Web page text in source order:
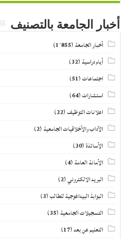
أخبار الجامعة بالتصنيف
أخبار الجامعة (1٬855)
أيام دراسية (32)
اجتماعات(51)
استشارات(64)
اعلانات التوظيف (22)
الآداب والأخلاقيات الجامعية (2)
الأساتذة(30)
الأمانة العامة (4)
البريد الالكتروني(2)
البوابة البيداغوجية للطالب(3)
التسجيلات الجامعية (35)
التعليم عن بعد(17)